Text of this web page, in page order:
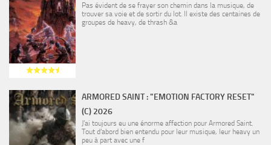
Pas évident de se frayer son chemin dans la musique, de
trouver sa voie et de sortir du lot. Il existe des centaines de
groupes de heavy, de thrash &a
ARMORED SAINT : "EMOTION FACTORY RESET"
(C) 2026
J’ai toujours eu une énorme affection pour Armored Saint.
Tout d’abord bien entendu pour leur musique, leur heavy un
peu à part avec une f